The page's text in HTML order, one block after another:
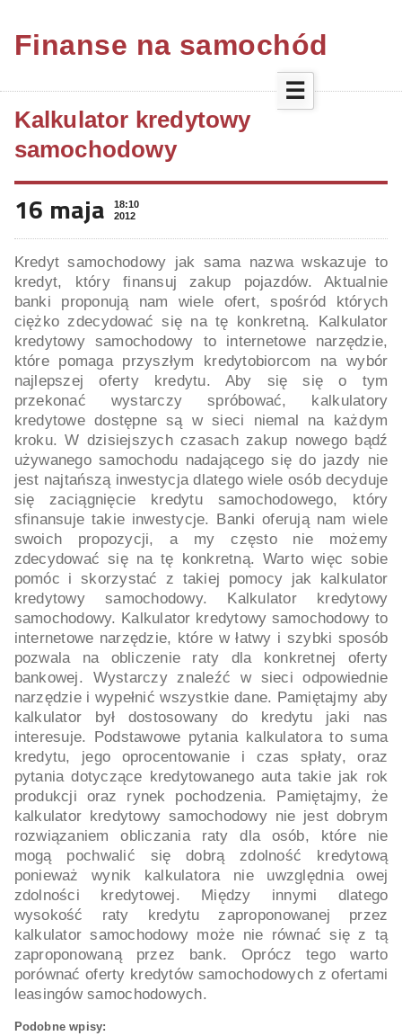
Finanse na samochód
☰
Kalkulator kredytowy
samochodowy
16 maja
18:10
2012
Kredyt samochodowy jak sama nazwa wskazuje to
kredyt, który finansuj zakup pojazdów. Aktualnie
banki proponują nam wiele ofert, spośród których
ciężko zdecydować się na tę konkretną. Kalkulator
kredytowy samochodowy to internetowe narzędzie,
które pomaga przyszłym kredytobiorcom na wybór
najlepszej oferty kredytu. Aby się się o tym
przekonać wystarczy spróbować, kalkulatory
kredytowe dostępne są w sieci niemal na każdym
kroku. W dzisiejszych czasach zakup nowego bądź
używanego samochodu nadającego się do jazdy nie
jest najtańszą inwestycja dlatego wiele osób decyduje
się zaciągnięcie kredytu samochodowego, który
sfinansuje takie inwestycje. Banki oferują nam wiele
swoich propozycji, a my często nie możemy
zdecydować się na tę konkretną. Warto więc sobie
pomóc i skorzystać z takiej pomocy jak kalkulator
kredytowy samochodowy. Kalkulator kredytowy
samochodowy. Kalkulator kredytowy samochodowy to
internetowe narzędzie, które w łatwy i szybki sposób
pozwala na obliczenie raty dla konkretnej oferty
bankowej. Wystarczy znaleźć w sieci odpowiednie
narzędzie i wypełnić wszystkie dane. Pamiętajmy aby
kalkulator był dostosowany do kredytu jaki nas
interesuje. Podstawowe pytania kalkulatora to suma
kredytu, jego oprocentowanie i czas spłaty, oraz
pytania dotyczące kredytowanego auta takie jak rok
produkcji oraz rynek pochodzenia. Pamiętajmy, że
kalkulator kredytowy samochodowy nie jest dobrym
rozwiązaniem obliczania raty dla osób, które nie
mogą pochwalić się dobrą zdolność kredytową
ponieważ wynik kalkulatora nie uwzględnia owej
zdolności kredytowej. Między innymi dlatego
wysokość raty kredytu zaproponowanej przez
kalkulator samochodowy może nie równać się z tą
zaproponowaną przez bank. Oprócz tego warto
porównać oferty kredytów samochodowych z ofertami
leasingów samochodowych.
Podobne wpisy: